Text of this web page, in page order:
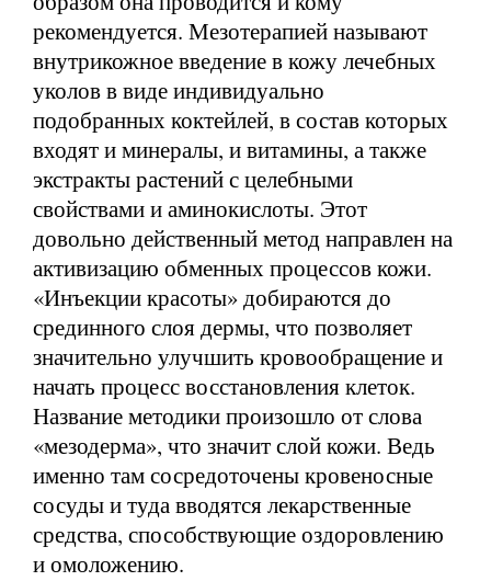
рекомендуется. Мезотерапией называют
внутрикожное введение в кожу лечебных
уколов в виде индивидуально
подобранных коктейлей, в состав которых
входят и минералы, и витамины, а также
экстракты растений с целебными
свойствами и аминокислоты. Этот
довольно действенный метод направлен на
активизацию обменных процессов кожи.
«Инъекции красоты» добираются до
срединного слоя дермы, что позволяет
значительно улучшить кровообращение и
начать процесс восстановления клеток.
Название методики произошло от слова
«мезодерма», что значит слой кожи. Ведь
именно там сосредоточены кровеносные
сосуды и туда вводятся лекарственные
средства, способствующие оздоровлению
и омоложению.